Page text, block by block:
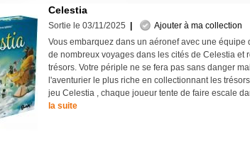
Celestia
Sortie le 03/11/2025
Ajouter à ma collection
Vous embarquez dans un aéronef avec une équipe
de nombreux voyages dans les cités de Celestia et
trésors. Votre périple ne se fera pas sans danger
l'aventurier le plus riche en collectionnant les
jeu Celestia , chaque joueur tente de faire escale
la suite